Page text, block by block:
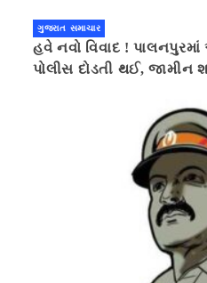
ગુજરાત સમાચાર
હવે નવો વિવાદ !
પોલીસ દોડતી થઈ, જામીન